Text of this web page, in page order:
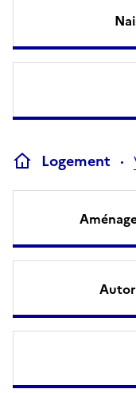
Logement